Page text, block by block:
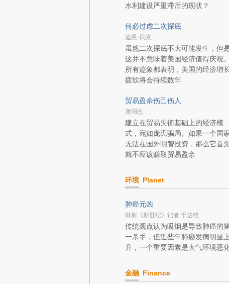
水利建设严重滞后的现状？
何必过虑二次探底
迪恩·贝克
虽然二次探底不大可能发生，但
这并不意味着美国经济值得庆祝。
所有迹象都表明，美国的经济增
疲软将会持续数年
贸易盈余伤己伤人
谢国忠
建立在贸易失衡基础上的经济模
式，宛如庞氏骗局。如果一个国
无法在国外明智投资，那么它首
就不应该赚取贸易盈余
环境 Planet
肺癌元凶
财新《新世纪》记者 于达维
传统观点认为吸烟是导致肺癌的
一杀手，但近些年肺癌发病明显上
升，一个重要因素是大气环境恶
金融 Finance